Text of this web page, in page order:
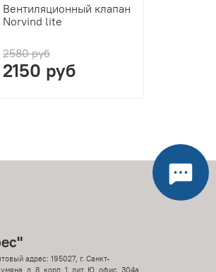
Вентиляционный клапан
Norvind lite
2580 руб
2150 руб
адрес: 195027, г. Санкт-